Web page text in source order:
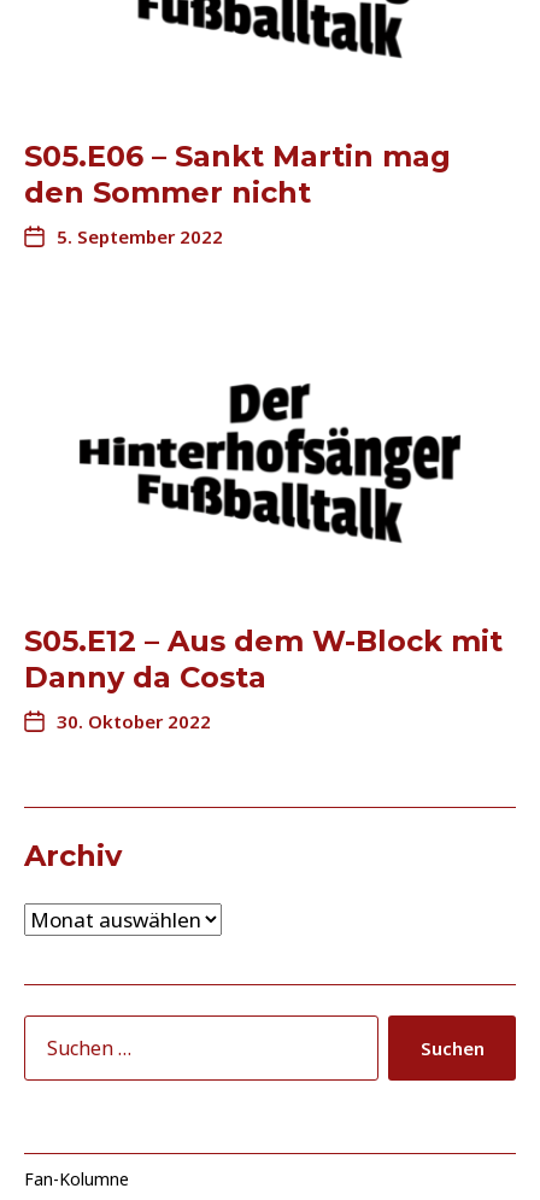
S05.E06 – Sankt Martin mag
den Sommer nicht
5. September 2022
S05.E12 – Aus dem W-Block mit
Danny da Costa
30. Oktober 2022
Archiv
Fan-Kolumne